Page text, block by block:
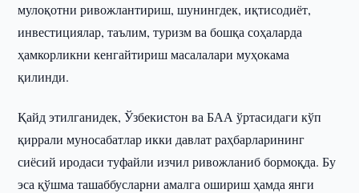
мулоқотни ривожлантириш, шунингдек, иқтисодиёт,
инвестициялар, таълим, туризм ва бошқа соҳаларда
ҳамкорликни кенгайтириш масалалари муҳокама
қилинди.
Қайд этилганидек, Ўзбекистон ва БАА ўртасидаги кўп
қиррали муносабатлар икки давлат раҳбарларининг
сиёсий иродаси туфайли изчил ривожланиб бормоқда. Бу
эса қўшма ташаббусларни амалга ошириш ҳамда янги